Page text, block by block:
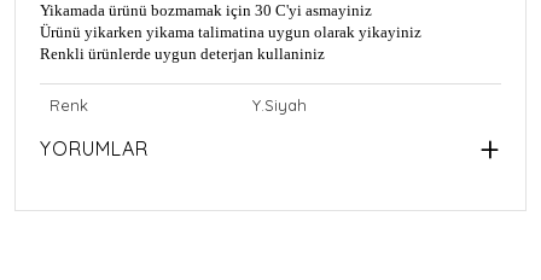
Yikamada ürünü bozmamak için 30 C'yi asmayiniz
Ürünü yikarken yikama talimatina uygun olarak yikayiniz
Renkli ürünlerde uygun deterjan kullaniniz
Renk Y.Siyah
YORUMLAR